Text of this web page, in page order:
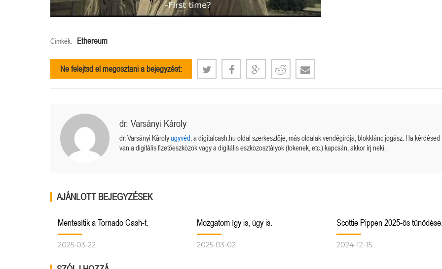
Címkék: Ethereum
Ne felejtsd el megosztani a bejegyzést:
dr. Varsányi Károly
dr. Varsányi Károlyügyvéd , a digitalcash.hu oldal szerkesztője, más oldalak vendégírója, blokklánc jogász. Ha kérdésed
van a digitális fizetőeszközök vagy a digitális eszközosztályok (tokenek, etc.) kapcsán, akkor írj neki.
AJÁNLOTT BEJEGYZÉSEK
Mentesítik a Tornado Cash-t.
2025-03-22
Mozgatom így is, úgy is.
2025-03-02
Scottie Pippen 2025-ös tűnődése.
2024-12-15